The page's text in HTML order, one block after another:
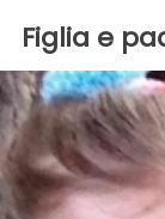
Figlia e